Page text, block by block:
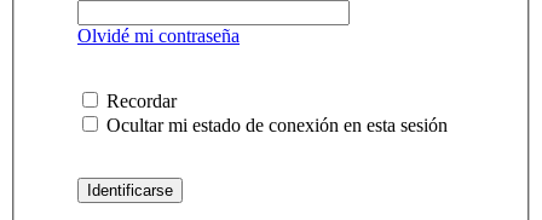
Olvidé mi contraseña
Recordar
Ocultar mi estado de conexión en esta sesión